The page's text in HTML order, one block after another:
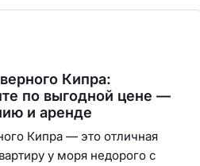
Кипра:
по выгодной цене —
и аренде
Кипра — это отличная
у моря недорого с